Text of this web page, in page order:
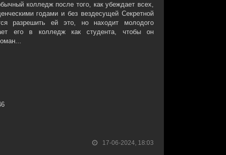
17-06-2024, 18:03
колледж после того, как убеждает всех,
годами и без вездесущей Секретной
разрешить ей это, но находит молодого
его в колледж как студента, чтобы он